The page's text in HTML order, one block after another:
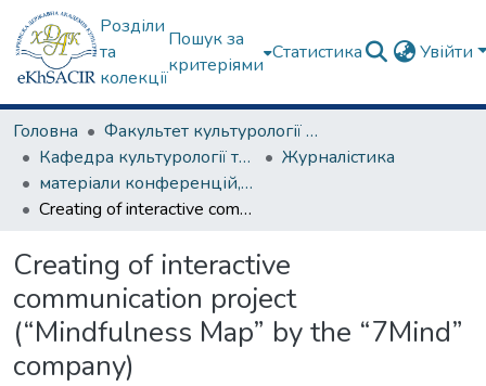
Розділи
та
колекції
Пошук за
критеріями
Статистика Увійти
Головна
Факультет культурології та соціальних комунікацій
Кафедра культурології та музеєзнавства
Журналістика
матеріали конференцій, семінарів, круглих столів та ін.
Creating of interactive communication project (“Mindfulness Map” by the “7Mind” company)
Creating of interactive
communication project
(“Mindfulness Map” by the “7Mind”
company)